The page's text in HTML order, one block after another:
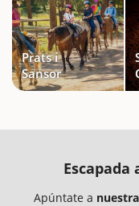
Prats i
Sansor
Apúntate a